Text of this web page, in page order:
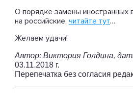
О порядке замены иностранных
на российские, читайте тут…
Желаем удачи!
Автор: Виктория Голдина,
03.11.2018 г.
Перепечатка без согласия